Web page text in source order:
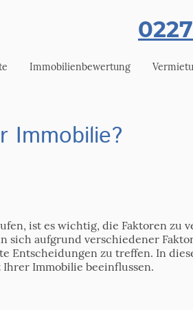
Immobilienbewertung
Immobilie?
ist es wichtig, die Faktoren zu
sich aufgrund verschiedener
Entscheidungen zu treffen. In
Immobilie beeinflussen.